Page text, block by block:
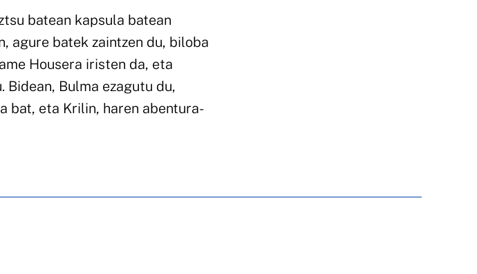
batean kapsula batean
agure batek zaintzen du, biloba
Housera iristen da, eta
Bulma ezagutu du,
bat, eta Krilin, haren abentura-